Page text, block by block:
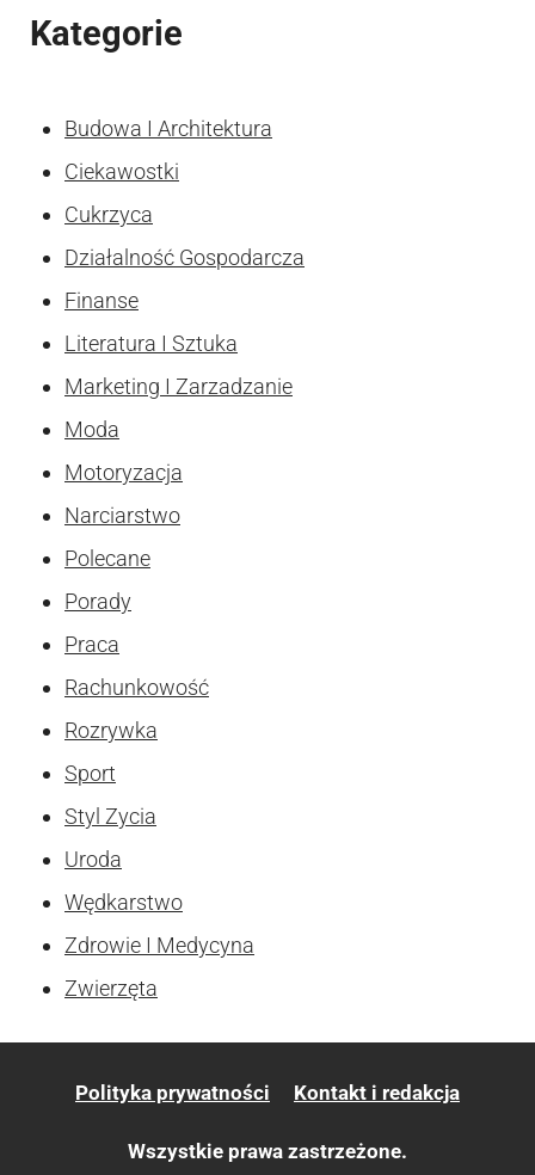
Kategorie
Budowa I Architektura
Ciekawostki
Cukrzyca
Działalność Gospodarcza
Finanse
Literatura I Sztuka
Marketing I Zarzadzanie
Moda
Motoryzacja
Narciarstwo
Polecane
Porady
Praca
Rachunkowość
Rozrywka
Sport
Styl Zycia
Uroda
Wędkarstwo
Zdrowie I Medycyna
Zwierzęta
Polityka prywatności Kontakt i redakcja
Wszystkie prawa zastrzeżone.